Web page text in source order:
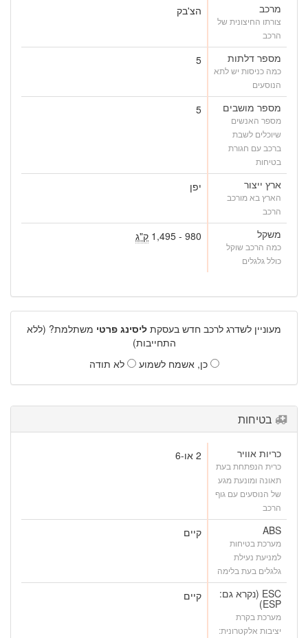
מרכב
צורתו החיצונית של
הרכב
הצ'בק
מספר דלתות
כמה כניסות יש לתא
הנוסעים
5
מספר מושבים
מספר האנשים
שיוכלים לשבת
ברכב עם חגורת
בטיחות
5
ארץ ייצור
הארץ בא מורכב
הרכב
יפן
משקל
כמה הרכב שוקל
כולל גלגלים
980 - 1,495 ק"ג
מעוניין לשדרג לרכב חדש בעסקת ליסינג פרטי משתלמת? (ללא
התחייבות)
כן, אשמח לשמוע
לא תודה
בטיחות
כריות אוויר
כרית הנפתחת בעת
תאונה ומונעת מגע
של הנוסעים עם גוף
הרכב
2 או-6
ABS
מערכת בטיחות
למניעת נעילת
גלגלים בעת בלימה
קיים
ESC (נקרא גם:
ESP)
מערכת בקרת
יציבות אלקטרונית:
קיים